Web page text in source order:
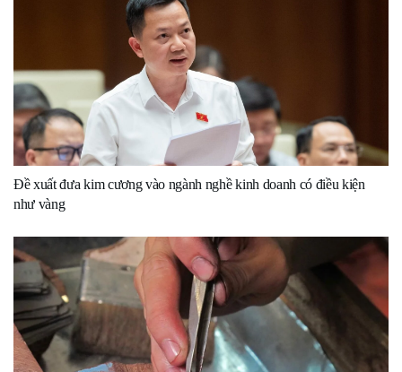
Đề xuất đưa kim cương vào ngành nghề kinh doanh có điều kiện
như vàng